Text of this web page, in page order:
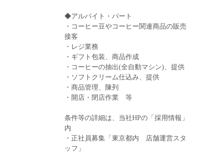
◆アルバイト・パート
・コーヒー豆やコーヒー関連商品の販売
接客
・レジ業務
・ギフト包装、商品作成
・コーヒーの抽出(全自動マシン)、提供
・ソフトクリーム仕込み、提供
・商品管理、陳列
・開店・閉店作業 等
条件等の詳細は、当社HPの「採用情報」
内
・正社員募集「東京都内 店舗運営スタ
ッフ」